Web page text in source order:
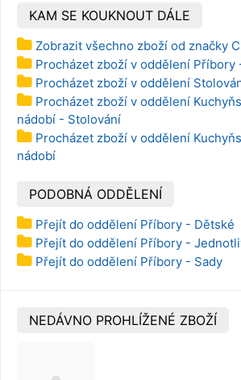
KAM SE KOUKNOUT DÁLE
Zobrazit všechno zboží od značky
Procházet zboží v oddělení Příbory
Procházet zboží v oddělení
Procházet zboží v oddělení
nádobí - Stolování
Procházet zboží v oddělení
nádobí
PODOBNÁ ODDĚLENÍ
Přejít do oddělení Příbory - Dětské
Přejít do oddělení Příbory -
Přejít do oddělení Příbory - Sady
NEDÁVNO PROHLÍŽENÉ ZBOŽÍ